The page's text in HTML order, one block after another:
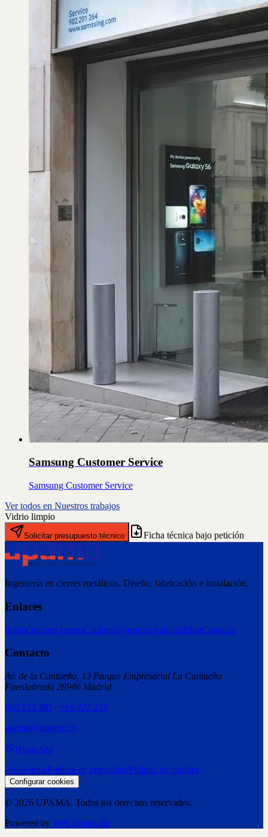
Samsung Customer Service
Samsung Customer Service
Ver todos en Nuestros trabajos
Vidrio limpio
Solicitar presupuesto técnico Ficha técnica bajo petición
Ingeniería en cierres metálicos. Diseño, fabricación e instalación.
Enlaces
InicioQuiénes somosCatálogoNuestros trabajosBlogContacto
Contacto
Av. de la Cantueña, 13 Parque Empresarial La Cantueña
Fuenlabrada 28946 Madrid
902 153 595 · 916 423 219
upama@upama.es
WhatsApp
Aviso legalPolítica de privacidadPolítica de cookies
Configurar cookies
© 2026 UPAMA. Todos los derechos reservados.
Powered by Web Avanzada